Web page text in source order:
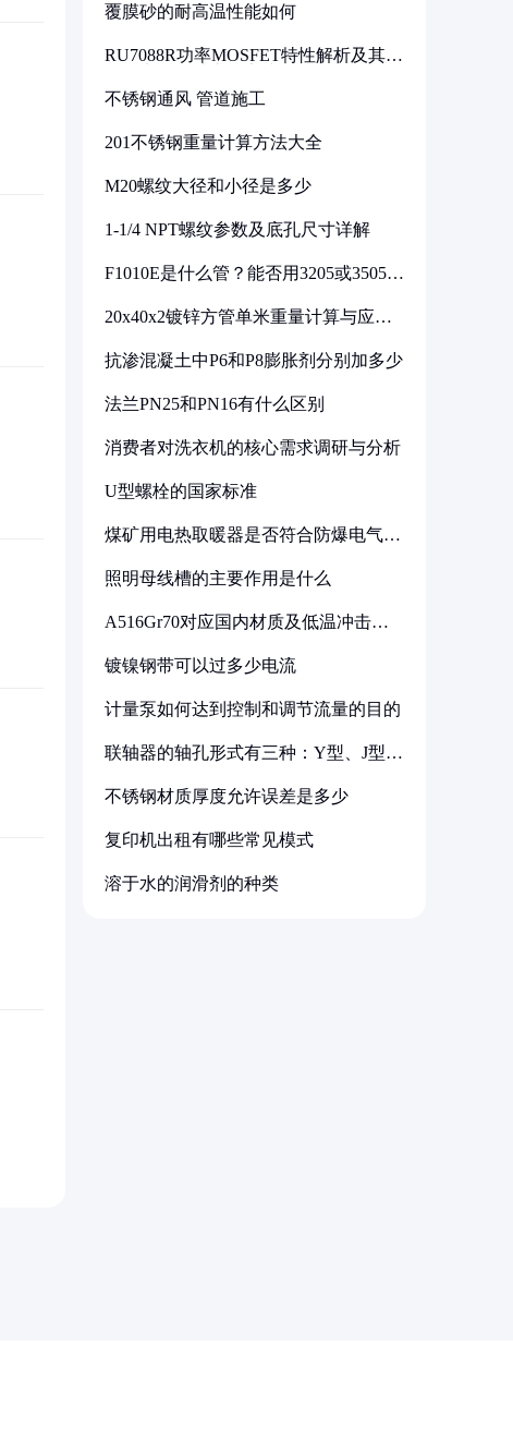
覆膜砂的耐高温性能如何
RU7088R功率MOSFET特性解析及其在
不锈钢通风 管道施工
201不锈钢重量计算方法大全
M20螺纹大径和小径是多少
1-1/4 NPT螺纹参数及底孔尺寸详解
F1010E是什么管？能否用3205或3505代
20x40x2镀锌方管单米重量计算与应用
抗渗混凝土中P6和P8膨胀剂分别加多少
法兰PN25和PN16有什么区别
消费者对洗衣机的核心需求调研与分析
U型螺栓的国家标准
煤矿用电热取暖器是否符合防爆电气设
照明母线槽的主要作用是什么
A516Gr70对应国内材质及低温冲击要
镀镍钢带可以过多少电流
计量泵如何达到控制和调节流量的目的
联轴器的轴孔形式有三种：Y型、J型、
不锈钢材质厚度允许误差是多少
复印机出租有哪些常见模式
溶于水的润滑剂的种类